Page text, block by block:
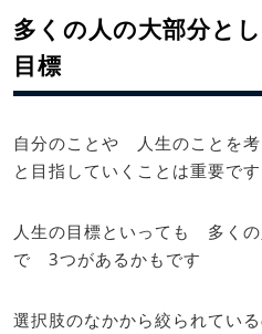
多くの人の大部分と
目標
自分のことや 人生のことを
と目指していくことは重要です
人生の目標といっても 多く
で 3つがあるかもです
選択肢のなかから絞られてい